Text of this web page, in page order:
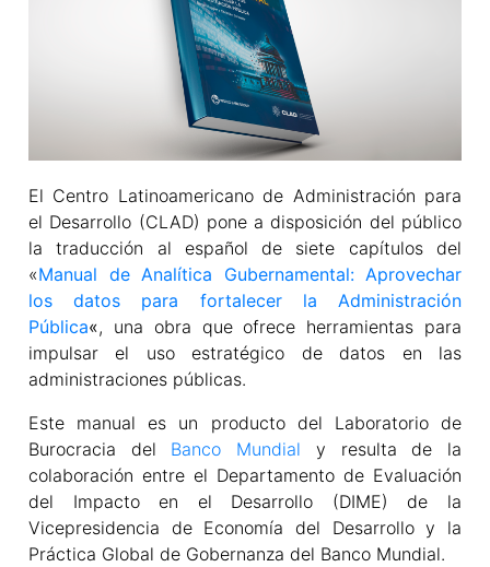
El Centro Latinoamericano de Administración para
el Desarrollo (CLAD) pone a disposición del público
la traducción al español de siete capítulos del
«Manual de Analítica Gubernamental: Aprovechar
los datos para fortalecer la Administración
Pública«, una obra que ofrece herramientas para
impulsar el uso estratégico de datos en las
administraciones públicas.
Este manual es un producto del Laboratorio de
Burocracia del Banco Mundial y resulta de la
colaboración entre el Departamento de Evaluación
del Impacto en el Desarrollo (DIME) de la
Vicepresidencia de Economía del Desarrollo y la
Práctica Global de Gobernanza del Banco Mundial.